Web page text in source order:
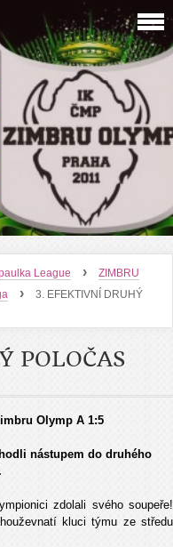
League ›
ZIMBRU
›
3. EFEKTIVNÍ DRUHÝ
POLOČAS
Olymp A 1:5
nástupem do druhého
zdolali svého soupeře!
kluci týmu ze středu